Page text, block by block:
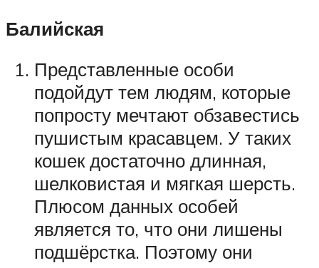
Балийская
Представленные особи
подойдут тем людям, которые
попросту мечтают обзавестись
пушистым красавцем. У таких
кошек достаточно длинная,
шелковистая и мягкая шерсть.
Плюсом данных особей
является то, что они лишены
подшёрстка. Поэтому они